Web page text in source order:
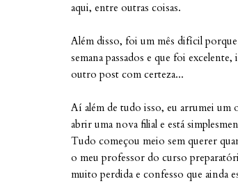
aqui, entre outras coisas.
Além disso, foi um mês difícil
semana passados e que foi
outro post com certeza...
Aí além de tudo isso, eu arrumei um
abrir uma nova filial e está
Tudo começou meio sem querer
o meu professor do curso
muito perdida e confesso que ainda